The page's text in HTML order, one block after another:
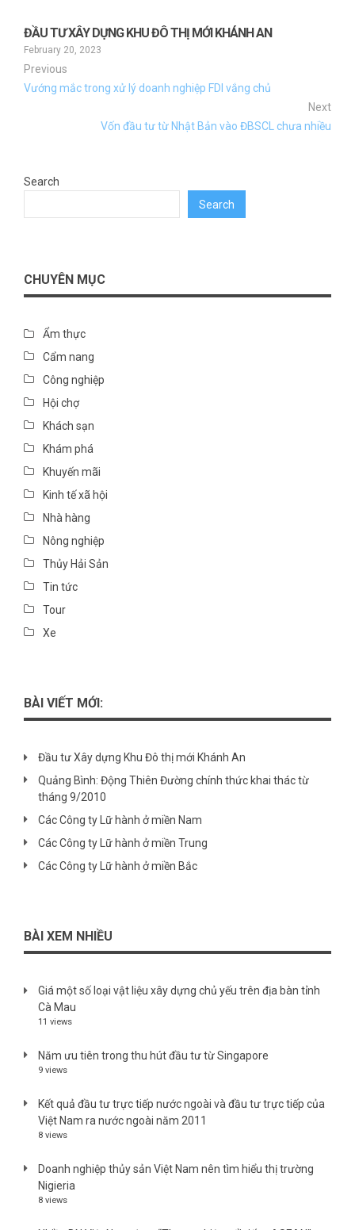
ĐẦU TƯ XÂY DỰNG KHU ĐÔ THỊ MỚI KHÁNH AN
February 20, 2023
Previous
Vướng mắc trong xử lý doanh nghiệp FDI vắng chủ
Next
Vốn đầu tư từ Nhật Bản vào ĐBSCL chưa nhiều
Search
Search
CHUYÊN MỤC
Ẩm thực
Cẩm nang
Công nghiệp
Hội chợ
Khách sạn
Khám phá
Khuyến mãi
Kinh tế xã hội
Nhà hàng
Nông nghiệp
Thủy Hải Sản
Tin tức
Tour
Xe
BÀI VIẾT MỚI:
Đầu tư Xây dựng Khu Đô thị mới Khánh An
Quảng Bình: Động Thiên Đường chính thức khai thác từ
tháng 9/2010
Các Công ty Lữ hành ở miền Nam
Các Công ty Lữ hành ở miền Trung
Các Công ty Lữ hành ở miền Bắc
BÀI XEM NHIỀU
Giá một số loại vật liệu xây dựng chủ yếu trên địa bàn tỉnh
Cà Mau
11 views
Năm ưu tiên trong thu hút đầu tư từ Singapore
9 views
Kết quả đầu tư trực tiếp nước ngoài và đầu tư trực tiếp của
Việt Nam ra nước ngoài năm 2011
8 views
Doanh nghiệp thủy sản Việt Nam nên tìm hiểu thị trường
Nigieria
8 views